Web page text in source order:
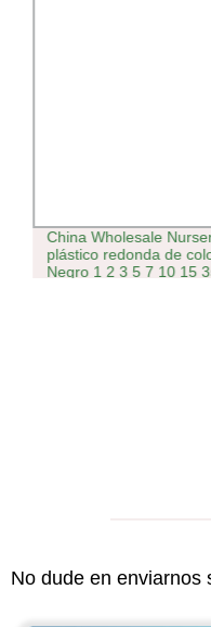
China Wholesale
plástico redonda de
Negro 1 2 3 5 7 10 15
No dude en enviarnos